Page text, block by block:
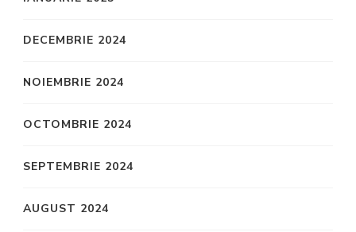
DECEMBRIE 2024
NOIEMBRIE 2024
OCTOMBRIE 2024
SEPTEMBRIE 2024
AUGUST 2024